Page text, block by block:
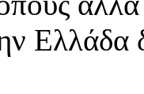
Ελλάδα